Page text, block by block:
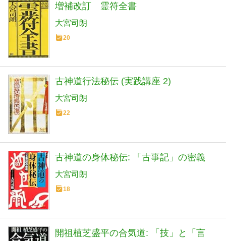
増補改訂 霊符全書
大宮司朗
20
古神道行法秘伝 (実践講座 2)
大宮司朗
22
古神道の身体秘伝: 「古事記」の密義
大宮司朗
18
開祖植芝盛平の合気道: 「技」と「言